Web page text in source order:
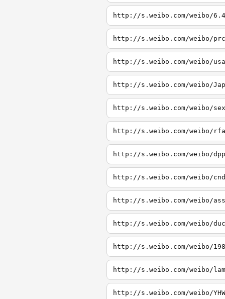
http://s.weibo.com/weibo/6.4
http://s.weibo.com/weibo/prc
http://s.weibo.com/weibo/usa
http://s.weibo.com/weibo/Jap
http://s.weibo.com/weibo/sex
http://s.weibo.com/weibo/rfa
http://s.weibo.com/weibo/dpp
http://s.weibo.com/weibo/cnd
http://s.weibo.com/weibo/ass
http://s.weibo.com/weibo/
http://s.weibo.com/weibo/
http://s.weibo.com/weibo/
http://s.weibo.com/weibo/